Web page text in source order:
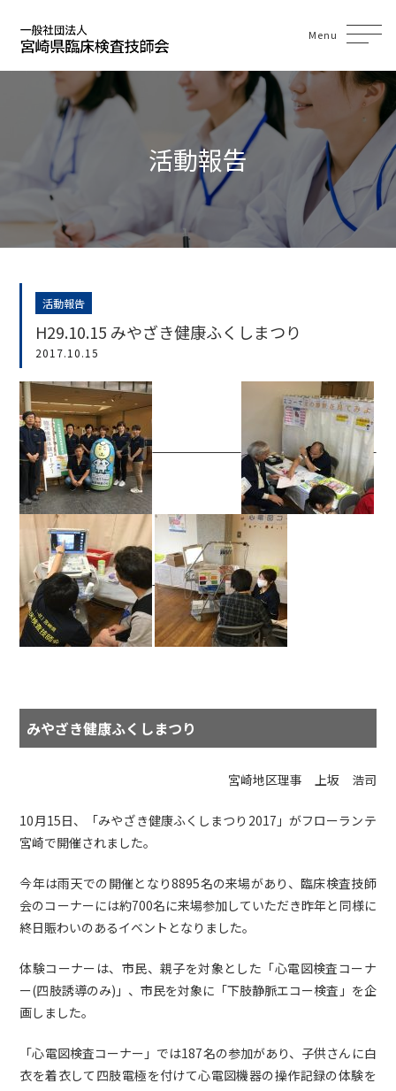
Menu
活動報告
活動報告
H29.10.15 みやざき健康ふくしまつり
2017.10.15
みやざき健康ふくしまつり
宮崎地区理事 上坂 浩司
10月15日、「みやざき健康ふくしまつり2017」がフローランテ
宮崎で開催されました。
今年は雨天での開催となり8895名の来場があり、臨床検査技師
会のコーナーには約700名に来場参加していただき昨年と同様に
終日賑わいのあるイベントとなりました。
体験コーナーは、市民、親子を対象とした「心電図検査コーナ
ー(四肢誘導のみ)」、市民を対象に「下肢静脈エコー検査」を企
画しました。
「心電図検査コーナー」では187名の参加があり、子供さんに白
衣を着衣して四肢電極を付けて心電図機器の操作記録の体験を